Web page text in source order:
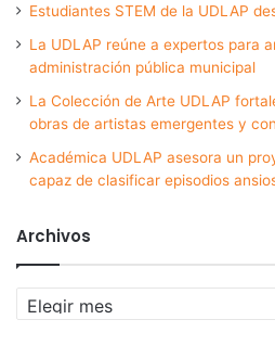
Estudiantes STEM de la UDLAP
La UDLAP reúne a expertos para
administración pública municipal
La Colección de Arte UDLAP
obras de artistas emergentes y
Académica UDLAP asesora un
capaz de clasificar episodios
Archivos
Archivos